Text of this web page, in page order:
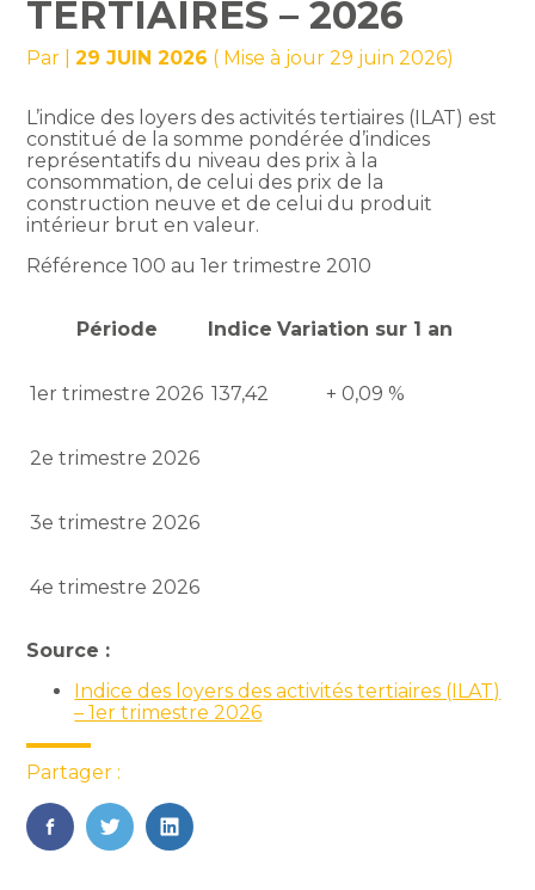
TERTIAIRES – 2026
Par |29 JUIN 2026 ( Mise à jour 29 juin 2026)
L’indice des loyers des activités tertiaires (ILAT) est
constitué de la somme pondérée d’indices
représentatifs du niveau des prix à la
consommation, de celui des prix de la
construction neuve et de celui du produit
intérieur brut en valeur.
Référence 100 au 1er trimestre 2010
Période Indice Variation sur 1 an
1er trimestre 2026 137,42 + 0,09 %
2e trimestre 2026
3e trimestre 2026
4e trimestre 2026
Source :
Indice des loyers des activités tertiaires (ILAT)
– 1er trimestre 2026
Partager :
FaceBook
TwitterLinkedIn